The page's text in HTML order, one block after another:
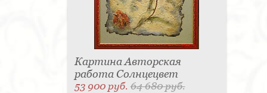
Картина Авторская
работа Солнцецвет
53 900 руб.64 680 руб.